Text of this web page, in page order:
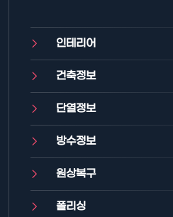
인테리어
건축정보
단열정보
방수정보
원상복구
폴리싱